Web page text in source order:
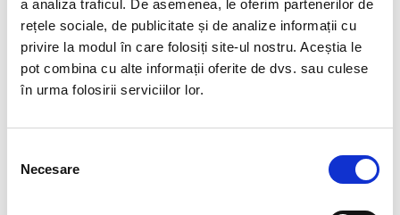
a analiza traficul. De asemenea, le oferim partenerilor de
rețele sociale, de publicitate și de analize informații cu
privire la modul în care folosiți site-ul nostru. Aceștia le
pot combina cu alte informații oferite de dvs. sau culese
în urma folosirii serviciilor lor.
consimțământului
Necesare